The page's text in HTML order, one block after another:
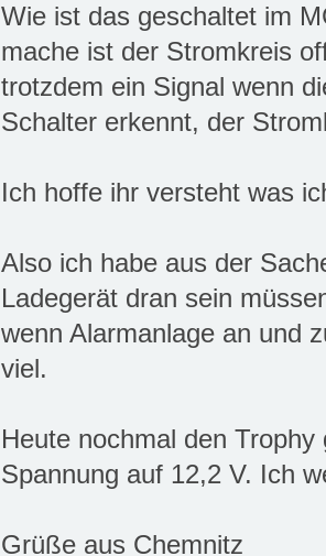
Wie ist das geschaltet im
mache ist der Stromkreis
trotzdem ein Signal wenn
Schalter erkennt, der
Ich hoffe ihr versteht was
Also ich habe aus der
Ladegerät dran sein
wenn Alarmanlage an und
viel.
Heute nochmal den
Spannung auf 12,2 V. Ich
Grüße aus Chemnitz